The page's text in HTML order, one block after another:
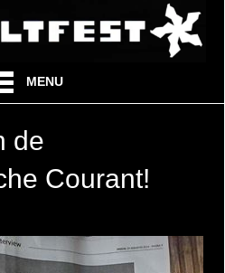
MENU
de
Courant!